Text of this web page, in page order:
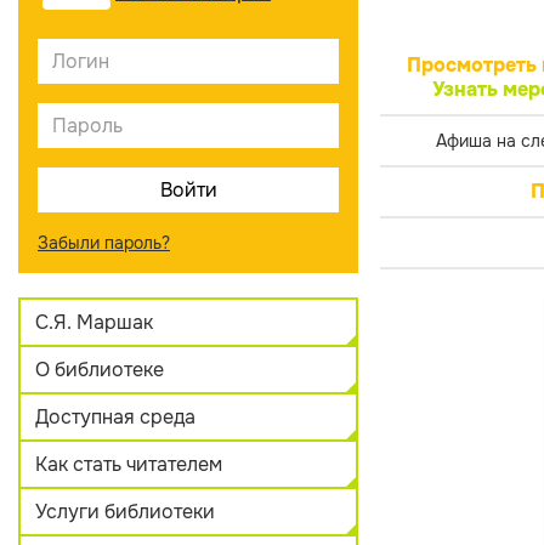
Забыли пароль?
С.Я. Маршак
О библиотеке
Доступная среда
Как стать читателем
Услуги библиотеки
Просмотреть
Узнать
Афиша на